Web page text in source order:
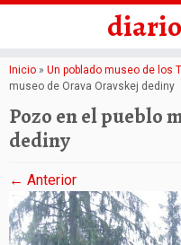
Saltar
al
contenido
Inicio » Un poblado museo de los
museo de Orava Oravskej dediny
Pozo en el pueblo
dediny
← Anterior